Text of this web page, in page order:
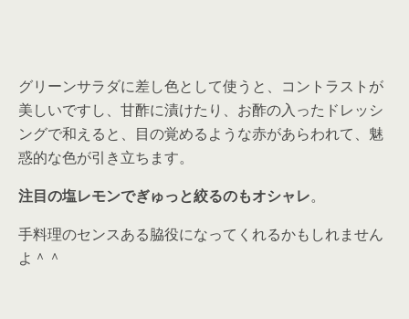
グリーンサラダに差し色として使うと、コントラストが
美しいですし、甘酢に漬けたり、お酢の入ったドレッシ
ングで和えると、目の覚めるような赤があらわれて、魅
惑的な色が引き立ちます。
注目の塩レモンでぎゅっと絞るのもオシャレ。
手料理のセンスある脇役になってくれるかもしれません
よ＾＾